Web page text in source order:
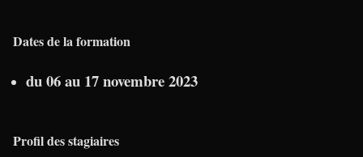
Dates de la formation
du 06 au 17 novembre 2023
Profil des stagiaires